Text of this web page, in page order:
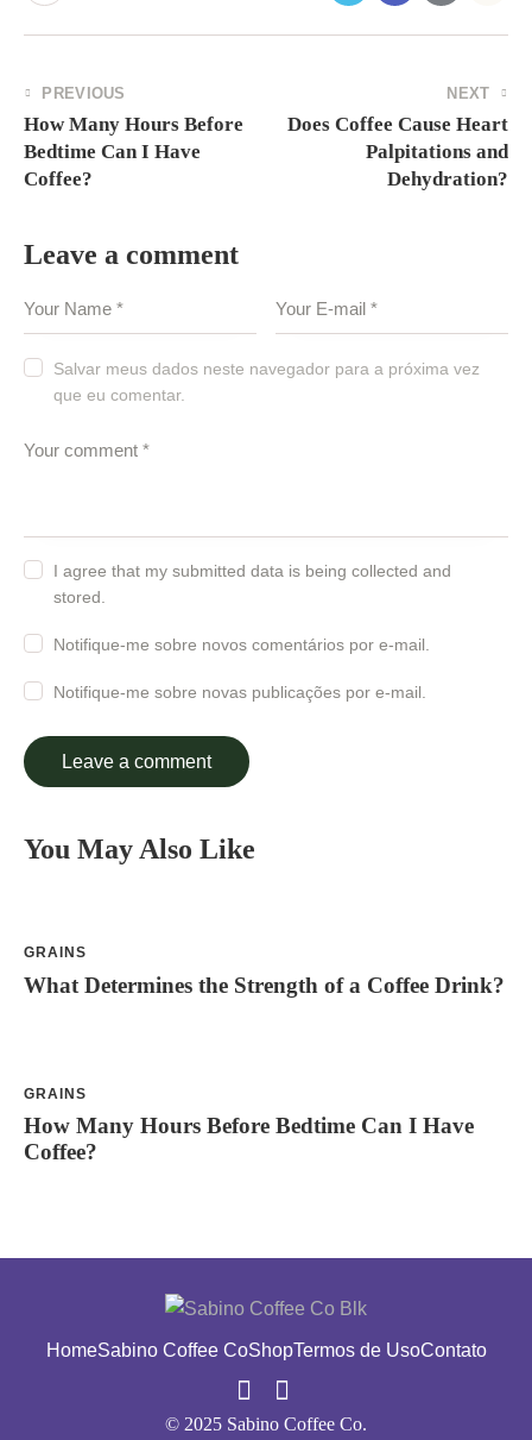
PREVIOUS
How Many Hours Before
Bedtime Can I Have
Coffee?
NEXT
Does Сoffee Сause Heart
Palpitations and
Dehydration?
Leave a comment
Salvar meus dados neste navegador para a próxima vez
que eu comentar.
I agree that my submitted data is being collected and
stored.
Notifique-me sobre novos comentários por e-mail.
Notifique-me sobre novas publicações por e-mail.
You May Also Like
GRAINS
What Determines the Strength of a Coffee Drink?
GRAINS
How Many Hours Before Bedtime Can I Have
Coffee?
HomeSabino Coffee CoShopTermos de UsoContato
© 2025 Sabino Coffee Co.